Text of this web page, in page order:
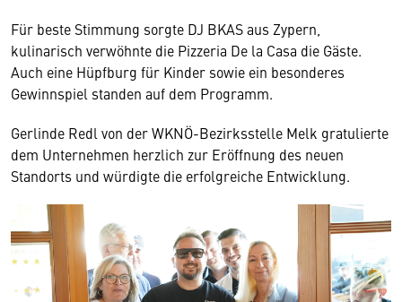
Für beste Stimmung sorgte DJ BKAS aus Zypern,
kulinarisch verwöhnte die Pizzeria De la Casa die Gäste.
Auch eine Hüpfburg für Kinder sowie ein besonderes
Gewinnspiel standen auf dem Programm.
Gerlinde Redl von der WKNÖ-Bezirksstelle Melk gratulierte
dem Unternehmen herzlich zur Eröffnung des neuen
Standorts und würdigte die erfolgreiche Entwicklung.